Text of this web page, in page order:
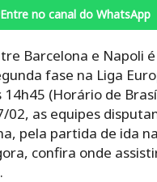
Entre no canal do WhatsApp
Barcelona e Napoli
fase na Liga
14h45 (Horário de
as equipes
pela partida de ida na
confira onde